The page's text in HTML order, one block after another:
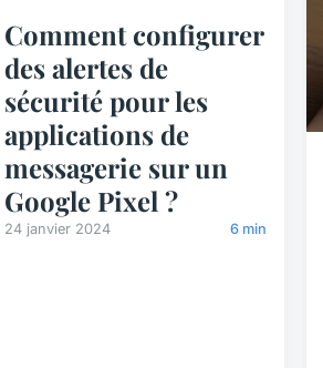
Comment configurer
des alertes de
sécurité pour les
applications de
messagerie sur un
Google Pixel ?
24 janvier 2024 6 min